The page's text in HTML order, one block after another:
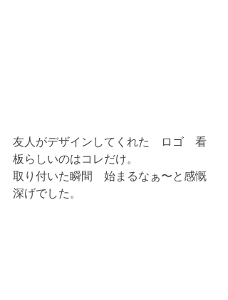
友人がデザインしてくれた　ロゴ　看
板らしいのはコレだけ。
取り付いた瞬間　始まるなぁ〜と感慨
深げでした。